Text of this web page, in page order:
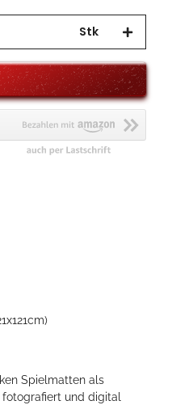
Stk
Spielmatten als
und digital